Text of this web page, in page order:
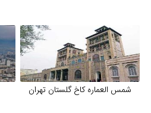
شمس العماره کاخ گلستان تهران